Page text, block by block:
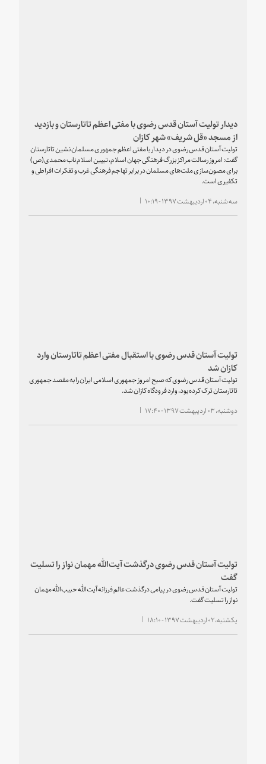
دیدار تولیت آستان قدس رضوی با مفتی اعظم تاتارستان و بازدید
از مسجد «قل شریف» شهر کازان
تولیت آستان قدس رضوی در دیدار با مفتی اعظم جمهوری مسلمان نشین تاتارستان
گفت: امروز رسالت مراکز بزرگ فرهنگی جهان اسلام، تبیین اسلام ناب محمدی(ص)
برای مصون‌سازی ملت‌های مسلمان در برابر تهاجم فرهنگی غرب و تفکرات افراطی و
تکفیری است.
سه شنبه، ۰۴ اردیبهشت ۱۳۹۷ - ۱۰:۱۹
تولیت آستان قدس رضوی با استقبال مفتی اعظم تاتارستان وارد
کازان شد
تولیت آستان قدس رضوی که صبح امروز جمهوری اسلامی ایران را به مقصد جمهوری
تاتارستان ترک کرده بود، وارد فرودگاه کازان شد.
دوشنبه، ۰۳ اردیبهشت ۱۳۹۷ - ۱۷:۴۰
تولیت آستان قدس رضوی درگذشت آیت‌الله مهمان نواز را تسلیت
گفت
تولیت آستان قدس رضوی در پیامی درگذشت عالم فرزانه آیت‌الله حبیب‌الله مهمان
نواز را تسلیت گفت.
یکشنبه، ۰۲ اردیبهشت ۱۳۹۷ - ۱۸:۱۰